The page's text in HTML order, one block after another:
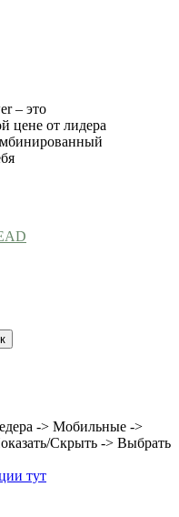
– это
цене от лидера
-> Мобильные ->
Скрыть -> Выбрать
тут